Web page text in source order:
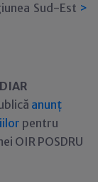
Sud-Est >
anunț
pentru
OIR POSDRU